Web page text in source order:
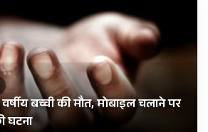
बच्ची की मौत, मोबाइल चलाने पर
घटना